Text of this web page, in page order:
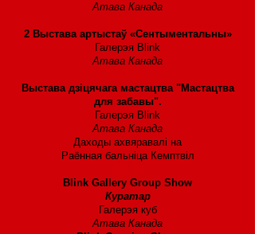
Атава Канада
2 Выстава артыстаў «Сентыментальны»
Галерэя Blink
Атава Канада
Выстава дзіцячага мастацтва "Мастацтва
для забавы".
Галерэя Blink
Атава Канада
Даходы ахвяравалі на
Раённая бальніца Кемптвіл
Blink Gallery Group Show
Куратар
Галерэя куб
Атава Канада